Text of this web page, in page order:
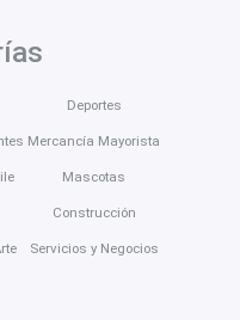
Deportes
Mercancía Mayorista
Mascotas
Construcción
Servicios y Negocios